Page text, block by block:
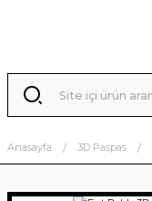
Anasayfa 3D Paspas